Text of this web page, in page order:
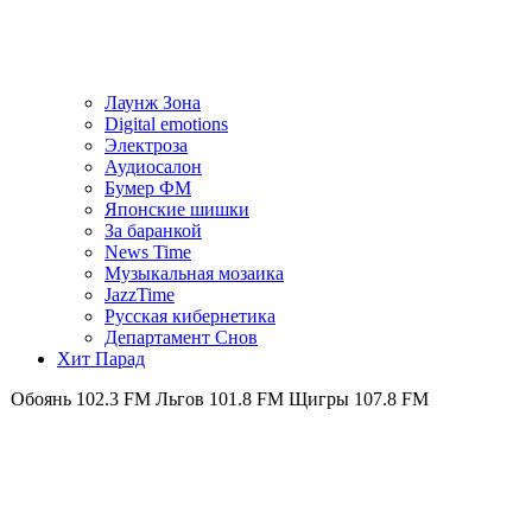
Лаунж Зона
Digital emotions
Электроза
Аудиосалон
Бумер ФМ
Японскиe шишки
За баранкой
News Time
Музыкальная мозаика
JazzTime
Русская кибернетика
Департамент Снов
Хит Парад
FM Льгов 101.8 FM Щигры 107.8 FM